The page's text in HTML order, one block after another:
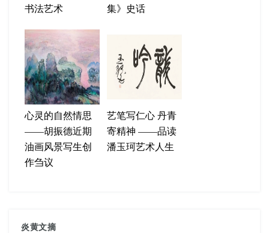
书法艺术
集》史话
心灵的自然情思
——胡振德近期
油画风景写生创
作刍议
艺笔写仁心 丹青
寄精神 ——品读
潘玉珂艺术人生
炎黄文摘